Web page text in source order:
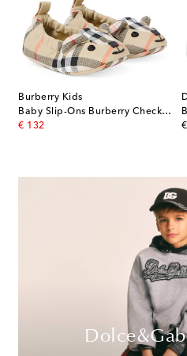
Burberry Kids
Baby Slip-Ons Burberry Check aus Canvas
€ 132
original price